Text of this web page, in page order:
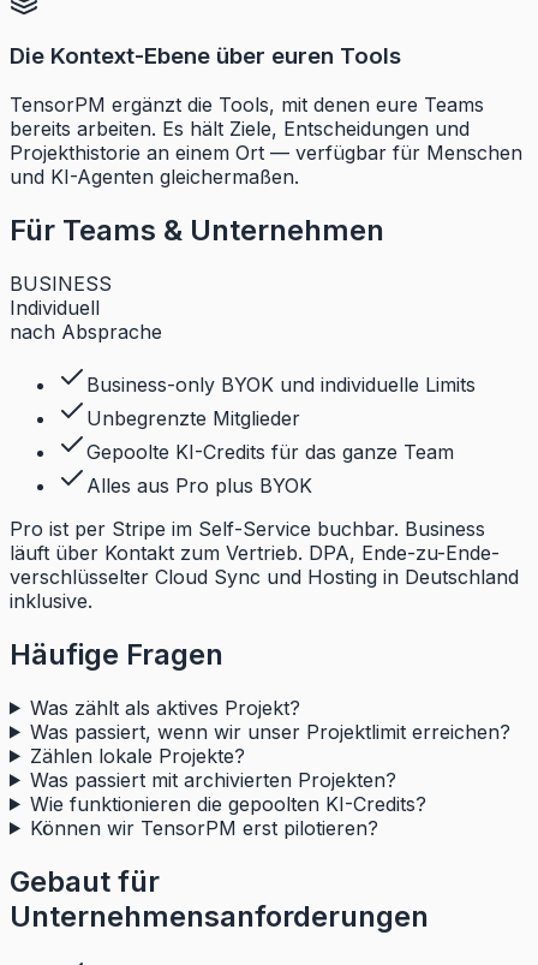
Die Kontext-Ebene über euren Tools
TensorPM ergänzt die Tools, mit denen eure Teams
bereits arbeiten. Es hält Ziele, Entscheidungen und
Projekthistorie an einem Ort — verfügbar für Menschen
und KI-Agenten gleichermaßen.
Für Teams & Unternehmen
BUSINESS
Individuell
nach Absprache
Business-only BYOK und individuelle Limits
Unbegrenzte Mitglieder
Gepoolte KI-Credits für das ganze Team
Alles aus Pro plus BYOK
Pro ist per Stripe im Self-Service buchbar. Business
läuft über Kontakt zum Vertrieb. DPA, Ende-zu-Ende-
verschlüsselter Cloud Sync und Hosting in Deutschland
inklusive.
Häufige Fragen
Was zählt als aktives Projekt?
Was passiert, wenn wir unser Projektlimit erreichen?
Zählen lokale Projekte?
Was passiert mit archivierten Projekten?
Wie funktionieren die gepoolten KI-Credits?
Können wir TensorPM erst pilotieren?
Gebaut für
Unternehmensanforderungen